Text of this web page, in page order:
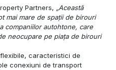
Partners, „Această
mai mare de spații de birouri
companiilor autohtone, care
neocupare pe piața de birouri
caracteristici de
conexiuni de transport